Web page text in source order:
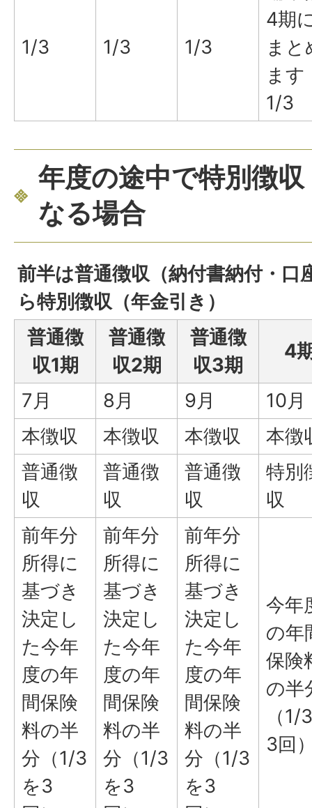
1/3 1/3 1/3
4期
まと
ます
1/3
年度の途中で特別徴
なる場合
前半は普通徴収（納付書納付・口
ら特別徴収（年金引き）
普通徴
収1期
普通徴
収2期
普通徴
収3期
4
7月 8月 9月
10月
本徴収
本徴収 本徴収
本徴
普通徴
収
普通徴
収
普通徴
収
特別
収
前年分
所得に
基づき
決定し
た今年
度の年
間保険
料の半
分（1/3
を3
前年分
所得に
基づき
決定し
た今年
度の年
間保険
料の半
分（1/3
を3
前年分
所得に
基づき
決定し
た今年
度の年
間保険
料の半
分（1/3
を3
今年
の年
保険
の半
（1/
3回